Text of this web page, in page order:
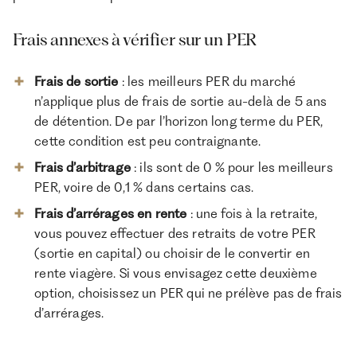
Frais annexes à vérifier sur un PER
Frais de sortie : les meilleurs PER du marché
n’applique plus de frais de sortie au-delà de 5 ans
de détention. De par l’horizon long terme du PER,
cette condition est peu contraignante.
Frais d’arbitrage: ils sont de 0 % pour les meilleurs
PER, voire de 0,1 % dans certains cas.
Frais d’arrérages en rente : une fois à la retraite,
vous pouvez effectuer des retraits de votre PER
(sortie en capital) ou choisir de le convertir en
rente viagère. Si vous envisagez cette deuxième
option, choisissez un PER qui ne prélève pas de frais
d’arrérages.